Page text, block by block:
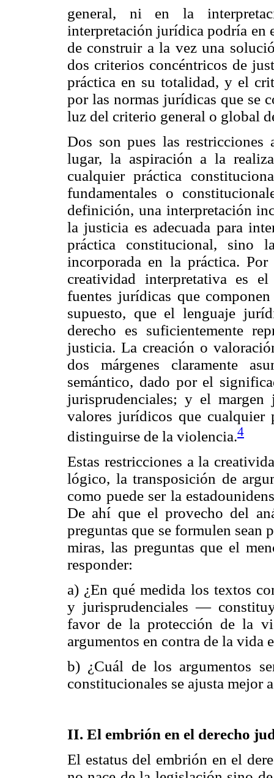
general, ni en la
interpretación jurídica podría en
de construir a la vez una
dos criterios concéntricos de
práctica en su totalidad, y el
por las normas jurídicas que se
luz del criterio general o global
Dos son pues las
lugar, la aspiración a la
cualquier práctica
fundamentales o
definición, una interpretación
la justicia es adecuada para
práctica constitucional, sino
incorporada en la práctica.
creatividad interpretativa es
fuentes jurídicas que
supuesto, que el lenguaje
derecho es suficientemente
justicia. La creación o
dos márgenes claramente
semántico, dado por el
jurisprudenciales; y el
valores jurídicos que cualquier
distinguirse de la violencia.4
Estas restricciones a la
lógico, la transposición de
como puede ser la
De ahí que el provecho del
preguntas que se formulen sean
miras, las preguntas que el
responder:
a) ¿En qué medida los textos
y jurisprudenciales —
favor de la protección de la
argumentos en contra de la vida
b) ¿Cuál de los argumentos
constitucionales se ajusta mejor
II. El embrión en el derecho
El estatus del embrión en el